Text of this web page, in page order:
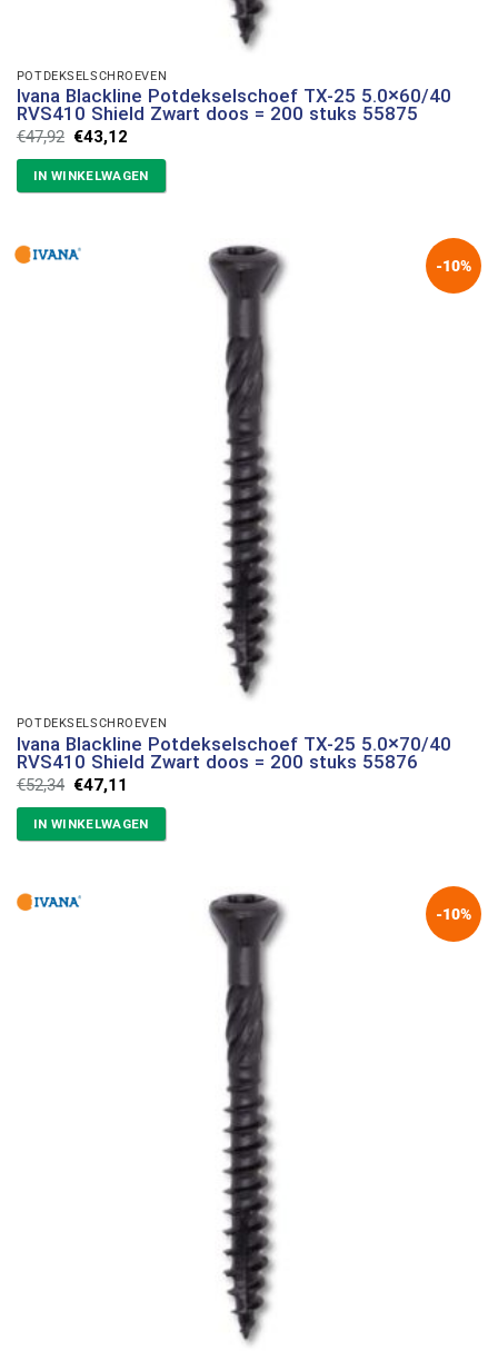
POTDEKSELSCHROEVEN
Ivana Blackline Potdekselschoef TX-25 5.0×60/40
RVS410 Shield Zwart doos = 200 stuks 55875
€47,92 Oorspronkelijke
was:
€47,92.
€43,12
is:
€43,12.
IN WINKELWAGEN
-10%
POTDEKSELSCHROEVEN
Ivana Blackline Potdekselschoef TX-25 5.0×70/40
RVS410 Shield Zwart doos = 200 stuks 55876
€52,34 Oorspronkelijke
prijs
was:
€52,34.
€47,11
is:
€47,11.
IN WINKELWAGEN
-10%